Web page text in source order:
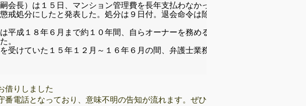
会長）は１５日、マンション管理費を長年支払わなかったなどとして、同会所属
戒処分にしたと発表した。処分は９日付。退会命令は除名に次いで重く、事実上
平成１８年６月まで約１０年間、自らオーナーを務める会社が所有する都内のマ
。
受けていた１５年１２月～１６年６月の間、弁護士業務を行うなど計４件の非行
借りしました
番電話となっており、意味不明の告知が流れます。ぜひ